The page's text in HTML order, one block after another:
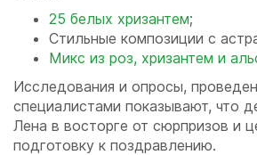
25 белых хризантем;
Стильные композиции с
Микс из роз, хризантем и
Исследования и опросы,
специалистами показывают, что
Лена в восторге от сюрпризов и
подготовку к поздравлению.